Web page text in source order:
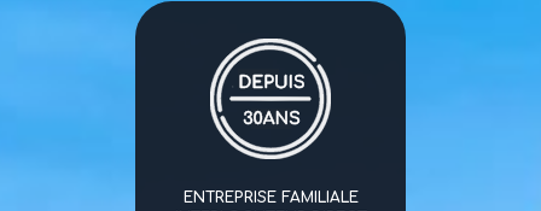
ENTREPRISE FAMILIALE